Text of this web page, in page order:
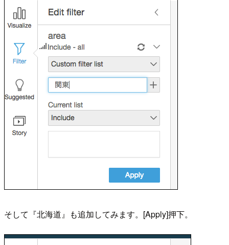
そして『北海道』も追加してみます。[Apply]押下。